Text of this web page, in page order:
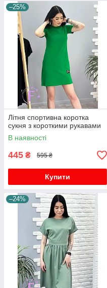
–25%
Літня спортивна коротка
сукня з короткими рукавами
В наявності
445 ₴ 595 ₴
Купити
–24%